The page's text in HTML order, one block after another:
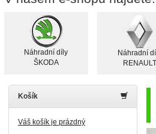
Náhradní díly
ŠKODA
Náhradní
RENAULT
Košík
Váš košík je prázdný